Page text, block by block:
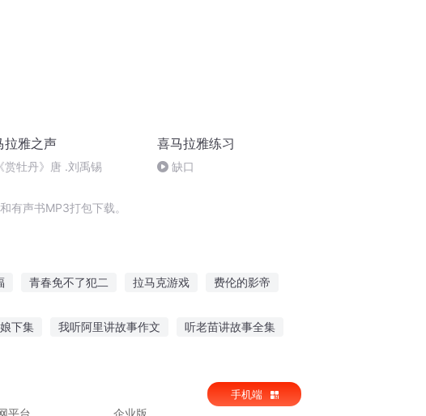
拉雅之声
《赏牡丹》唐 .刘禹锡
喜马拉雅练习
缺口
有声书MP3打包下载。
青春免不了犯二 拉马克游戏 费伦的影帝
下集 我听阿里讲故事作文 听老苗讲故事全集
平台 企业版
手机端